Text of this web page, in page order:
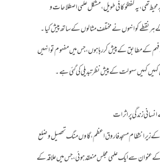
محیط تھی، یہ گفتگو کافی طویل ، مشکل علمی اصطلاحات و
نقطے کو انہوں نے مختلف مثالوں کے ساتھ پیش کیا۔
کے مطابق کے پیش کر رہا ہوں، جس میں مفہوم تو انہیں
کہیں کہیں سہولت کے پیش نظر تبدیلی کی گئی ہے۔
زندگی پر اثرات
” معمار ” کے زیر انتظام مسجد فاروق اعظم ، گاوں منگ تحصیل و ضلع
عنوان سے ایک علمی مجلس منعقد ہوئی، جس میں علاقہ کے